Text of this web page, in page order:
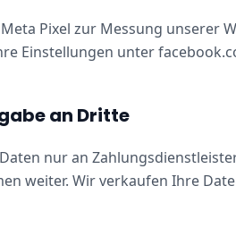
Pixel zur Messung unserer
Einstellungen unter
an Dritte
nur an
weiter. Wir verkaufen Ihre